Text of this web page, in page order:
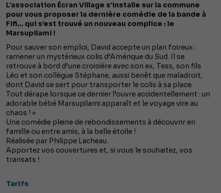
L’association Écran Village s’installe sur la commune
pour vous proposer la dernière comédie de la bande à
Fifi… qui s’est trouvé un nouveau complice : le
Marsupilami !
Pour sauver son emploi, David accepte un plan foireux :
ramener un mystérieux colis d’Amérique du Sud. Il se
retrouve à bord d’une croisière avec son ex, Tess, son fils
Léo et son collègue Stéphane, aussi benêt que maladroit,
dont David se sert pour transporter le colis à sa place.
Tout dérape lorsque ce dernier l’ouvre accidentellement : un
adorable bébé Marsupilami apparaît et le voyage vire au
chaos ! »
Une comédie pleine de rebondissements à découvrir en
famille ou entre amis, à la belle étoile !
Réalisée par Philippe Lacheau.
Apportez vos couvertures et, si vous le souhaitez, vos
transats !
Tarifs